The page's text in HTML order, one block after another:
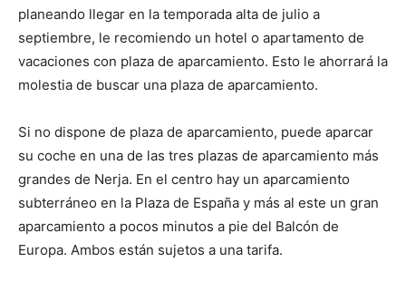
planeando llegar en la temporada alta de julio a
septiembre, le recomiendo un hotel o apartamento de
vacaciones con plaza de aparcamiento. Esto le ahorrará la
molestia de buscar una plaza de aparcamiento.
Si no dispone de plaza de aparcamiento, puede aparcar
su coche en una de las tres plazas de aparcamiento más
grandes de Nerja. En el centro hay un aparcamiento
subterráneo en la Plaza de España y más al este un gran
aparcamiento a pocos minutos a pie del Balcón de
Europa. Ambos están sujetos a una tarifa.